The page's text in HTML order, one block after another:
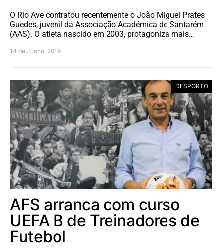
O Rio Ave contratou recentemente o João Miguel Prates
Guedes, juvenil da Associação Académica de Santarém
(AAS). O atleta nascido em 2003, protagoniza mais…
14 de Junho, 2019
DESPORTO
AFS arranca com curso
UEFA B de Treinadores de
Futebol